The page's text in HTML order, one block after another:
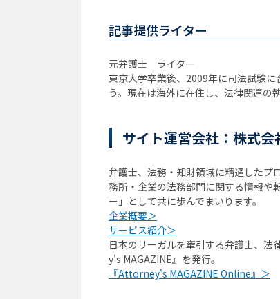
記事提供ライター
元弁護士 ライター
東京大学卒業後、2009年に司法試験
う。現在は海外に在住し、法律関連の
サイト運営会社：株式
弁護⼠、法務・知財領域に精通したプ
務所・企業の法務部門に関する情報や
ー」として共に歩んでまいります。
企業概要＞
サービス紹介＞
日本のリーガルを牽引する弁護士、
y's MAGAZINE』を発行。
『Attorney's MAGAZINE Online』＞